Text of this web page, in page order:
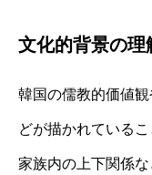
文化的背景の理
韓国の儒教的価値
どが描かれている
家族内の上下関係